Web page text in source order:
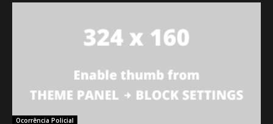
Ocorrência Policial